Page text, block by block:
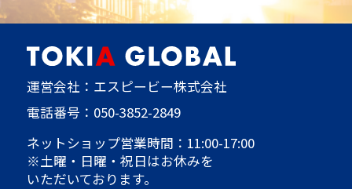
運営会社：エスピービー株式会社
電話番号： 050-3852-2849
ネットショップ営業時間：11:00-17:00
※土曜・日曜・祝日はお休みを
いただいております。